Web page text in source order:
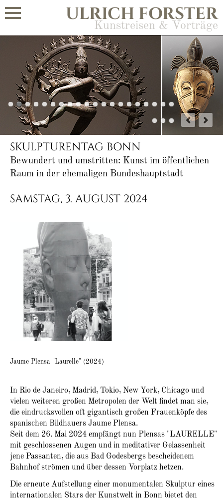
ULRICH FORSTER
Kunstreisen & Vorträge
SKULPTURENTAG BONN
Bewundert und umstritten: Kunst im öffentlichen
Raum in der ehemaligen Bundeshauptstadt
SAMSTAG, 3. AUGUST 2024
Jaume Plensa "Laurelle" (2024)
In Rio de Janeiro, Madrid, Tokio, New York, Chicago und
vielen weiteren großen Metropolen der Welt findet man sie,
die eindrucksvollen oft gigantisch großen Frauenköpfe des
spanischen Bildhauers Jaume Plensa.
Seit dem 26. Mai 2024 empfängt nun Plensas "LAURELLE"
mit geschlossenen Augen und in meditativer Gelassenheit
jene Passanten, die aus Bad Godesbergs bescheidenem
Bahnhof strömen und über dessen Vorplatz hetzen.
Die erneute Aufstellung einer monumentalen Skulptur eines
internationalen Stars der Kunstwelt in Bonn bietet den